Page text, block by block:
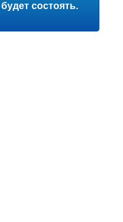
состоять.